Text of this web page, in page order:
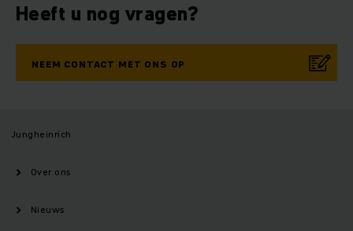
Heeft u nog vragen?
NEEM CONTACT MET ONS OP
Jungheinrich
Over ons
Nieuws